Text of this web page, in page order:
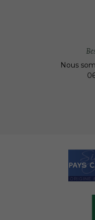
Nous